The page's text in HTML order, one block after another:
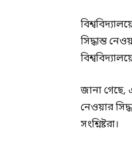
সিদ্ধান্ত
জানা গেছে,
নেওয়ার
সংশ্নিষ্টরা।